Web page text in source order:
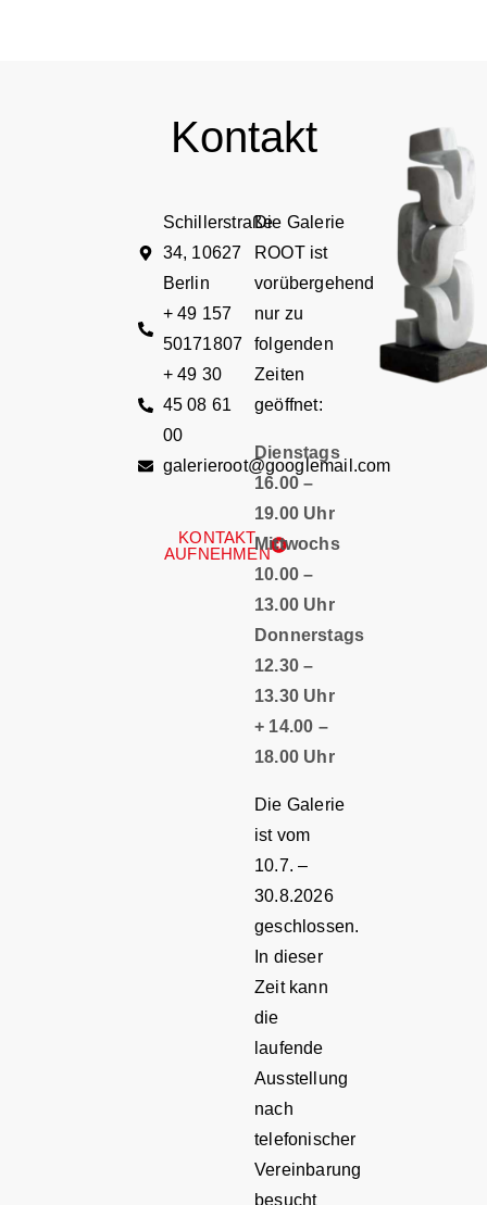
Kontakt
Schillerstraße
34, 10627
Berlin
+ 49 157
50171807
+ 49 30
45 08 61
00
galerieroot@googlemail.com
KONTAKT
AUFNEHMEN
Die Galerie
ROOT ist
vorübergehend
nur zu
folgenden
Zeiten
geöffnet:
Dienstags
16.00 –
19.00 Uhr
Mittwochs
10.00 –
13.00 Uhr
Donnerstags
12.30 –
13.30 Uhr
+ 14.00 –
18.00 Uhr
Die Galerie
ist vom
10.7. –
30.8.2026
geschlossen.
In dieser
Zeit kann
die
laufende
Ausstellung
nach
telefonischer
Vereinbarung
besucht